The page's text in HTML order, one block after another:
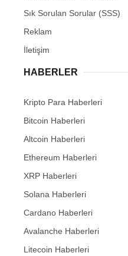
Sık Sorulan Sorular (SSS)
Reklam
İletişim
HABERLER
Kripto Para Haberleri
Bitcoin Haberleri
Altcoin Haberleri
Ethereum Haberleri
XRP Haberleri
Solana Haberleri
Cardano Haberleri
Avalanche Haberleri
Litecoin Haberleri